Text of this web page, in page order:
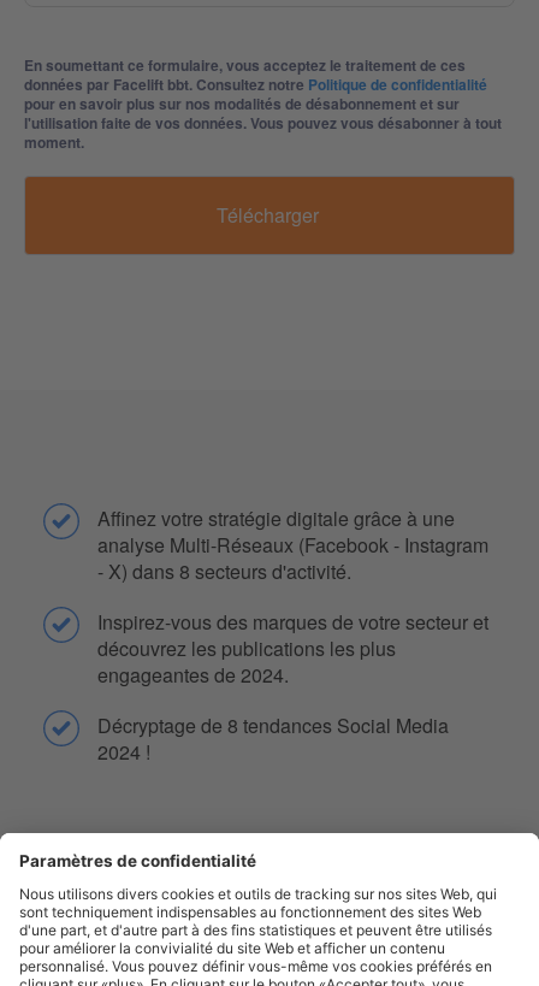
En soumettant ce formulaire, vous acceptez le traitement de ces
données par Facelift bbt. Consultez notre Politique de confidentialité
pour en savoir plus sur nos modalités de désabonnement et sur
l'utilisation faite de vos données. Vous pouvez vous désabonner à tout
moment.
Affinez votre stratégie digitale grâce à une
analyse Multi-Réseaux (Facebook - Instagram
- X) dans 8 secteurs d'activité.
Inspirez-vous des marques de votre secteur et
découvrez les publications les plus
engageantes de 2024.
Décryptage de 8 tendances Social Media
2024 !